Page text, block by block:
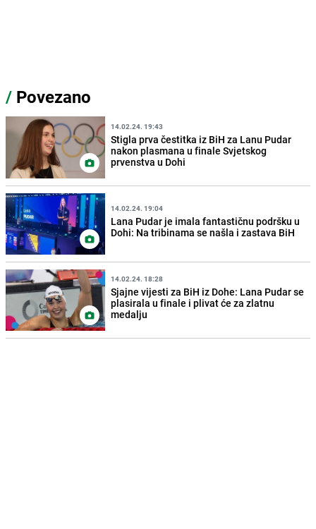
/ Povezano
14.02.24. 19:43
Stigla prva čestitka iz BiH za Lanu Pudar
nakon plasmana u finale Svjetskog
prvenstva u Dohi
14.02.24. 19:04
Lana Pudar je imala fantastičnu podršku u
Dohi: Na tribinama se našla i zastava BiH
14.02.24. 18:28
Sjajne vijesti za BiH iz Dohe: Lana Pudar se
plasirala u finale i plivat će za zlatnu
medalju